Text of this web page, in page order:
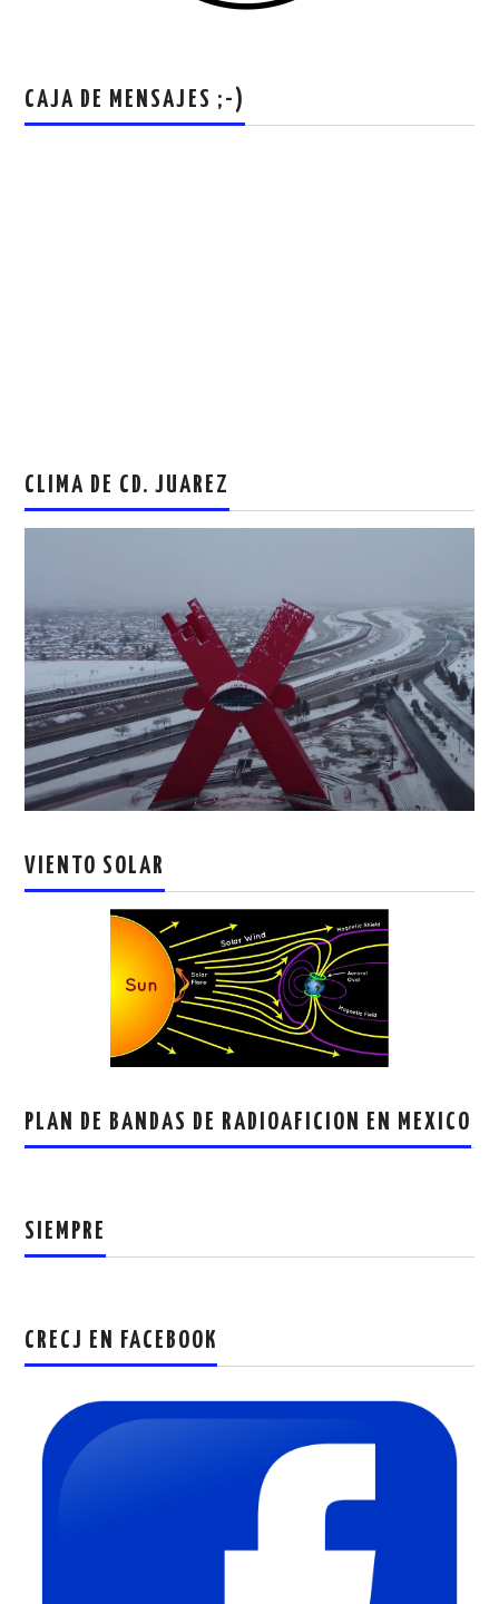
CAJA DE MENSAJES ;-)
CLIMA DE CD. JUAREZ
VIENTO SOLAR
PLAN DE BANDAS DE RADIOAFICION EN MEXICO
SIEMPRE
CRECJ EN FACEBOOK